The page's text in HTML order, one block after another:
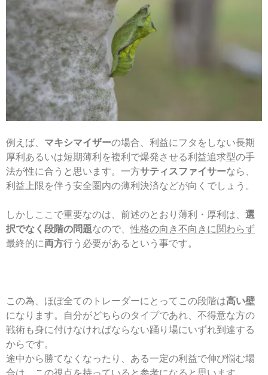
例えば、 マキシマイザーの場合、利益にフタをしない長期
厚利あるいは短期薄利を複利で爆発させる利益追求型の手
法が性に合うと思います。一方サティスファイサーなら、
利益上限を伴う安全圏内の薄利決済などが向くでしょう。
しかしここで重要なのは、前述のとおり薄利・厚利は、 選
択でなく段階の問題なので、性格の向き不向きに関わらず
最終的に両方行う必要があるという事です。
この為、ほぼ全てのトレーダーにとってこの段階は高い壁
になります。自分がどちらのタイプであれ、不得意な方の
戦術も身に付けなければならない踊り場にいずれ到達する
からです。
途中から勝てなくなったり、ある一定の利益で伸び悩む場
合は、この視点を持っていると参考になると思います。